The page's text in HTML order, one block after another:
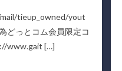
tieup_owned/yout
どっとコム会員限定コ
www.gait […]